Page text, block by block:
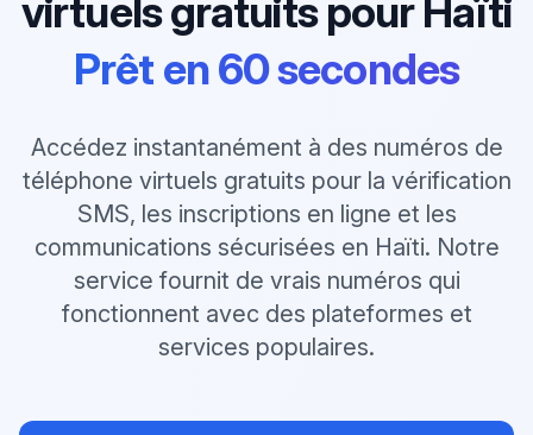
virtuels gratuits pour Haïti
Prêt en 60 secondes
Accédez instantanément à des numéros de
téléphone virtuels gratuits pour la vérification
SMS, les inscriptions en ligne et les
communications sécurisées en Haïti. Notre
service fournit de vrais numéros qui
fonctionnent avec des plateformes et
services populaires.